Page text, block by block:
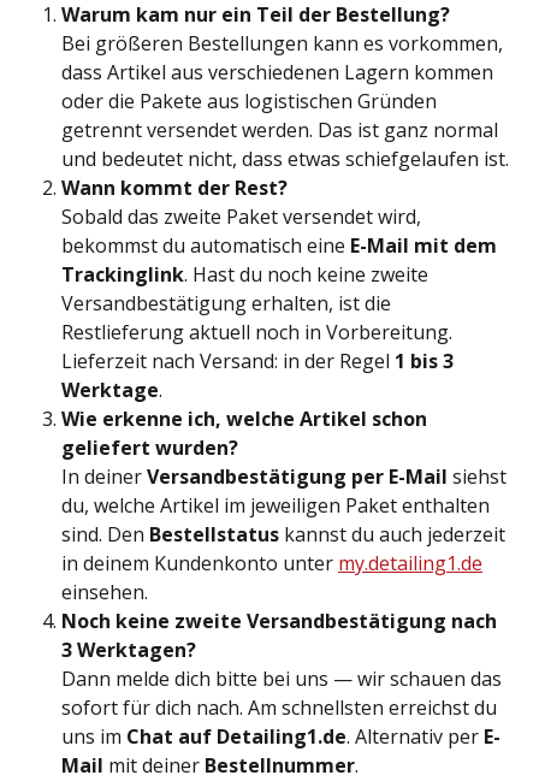
Warum kam nur ein Teil der Bestellung?
Bei größeren Bestellungen kann es vorkommen,
dass Artikel aus verschiedenen Lagern kommen
oder die Pakete aus logistischen Gründen
getrennt versendet werden. Das ist ganz normal
und bedeutet nicht, dass etwas schiefgelaufen ist.
Wann kommt der Rest?
Sobald das zweite Paket versendet wird,
bekommst du automatisch eine E-Mail mit dem
Trackinglink. Hast du noch keine zweite
Versandbestätigung erhalten, ist die
Restlieferung aktuell noch in Vorbereitung.
Lieferzeit nach Versand: in der Regel 1 bis 3
Werktage.
Wie erkenne ich, welche Artikel schon
geliefert wurden?
In deiner Versandbestätigung per E-Mail siehst
du, welche Artikel im jeweiligen Paket enthalten
sind. Den Bestellstatus kannst du auch jederzeit
in deinem Kundenkonto unter my.detailing1.de
einsehen.
Noch keine zweite Versandbestätigung nach
3 Werktagen?
Dann melde dich bitte bei uns — wir schauen das
sofort für dich nach. Am schnellsten erreichst du
uns im Chat auf Detailing1.de. Alternativ per E-
Mail mit deiner Bestellnummer.